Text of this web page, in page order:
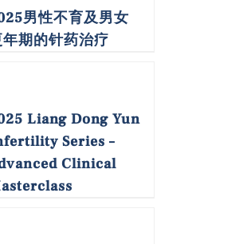
男性不育及男女
期的针药治疗
Liang Dong Yun
Series –
Clinical